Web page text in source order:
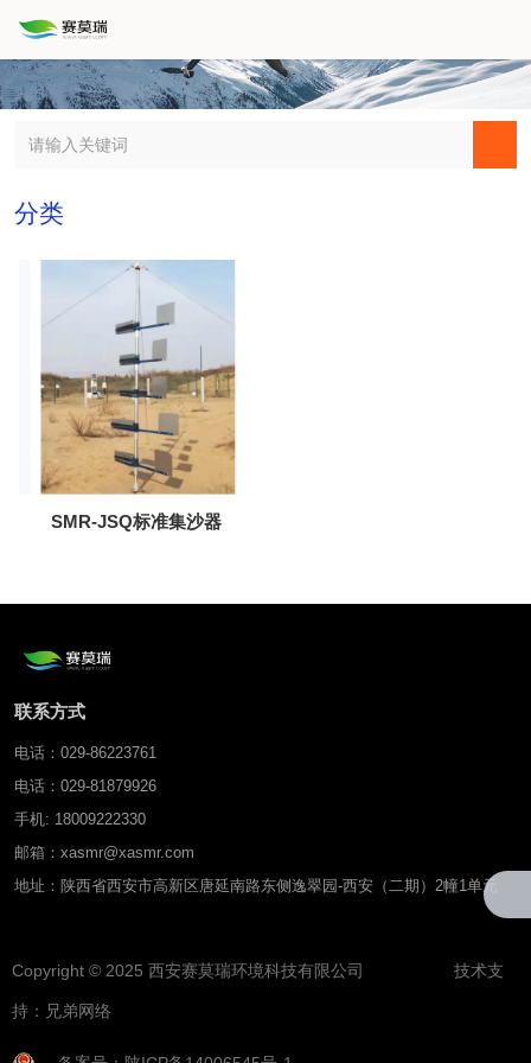
分类
SMR-JSQ标准集沙器
联系方式
电话：029-86223761
电话：029-81879926
手机: 18009222330
邮箱：xasmr@xasmr.com
地址：陕西省西安市高新区唐延南路东侧逸翠园-西安（二期）2幢1单元
Copyright © 2025 西安赛莫瑞环境科技有限公司 技术支
持： 兄弟网络